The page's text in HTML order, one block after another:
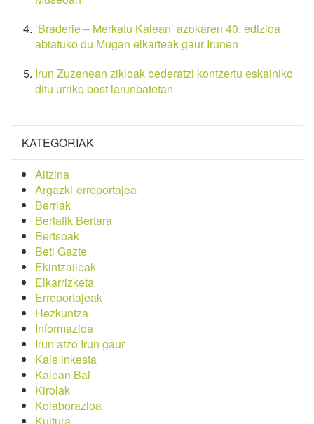
‘Braderie – Merkatu Kalean’ azokaren 40. edizioa
abiatuko du Mugan elkarteak gaur Irunen
Irun Zuzenean zikloak bederatzi kontzertu eskainiko
ditu urriko bost larunbatetan
KATEGORIAK
Aitzina
Argazki-erreportajea
Berriak
Bertatik Bertara
Bertsoak
Beti Gazte
Ekintzaileak
Elkarrizketa
Erreportajeak
Hezkuntza
Informazioa
Irun atzo Irun gaur
Kale inkesta
Kalean Bai
Kirolak
Kolaborazioa
Kultura